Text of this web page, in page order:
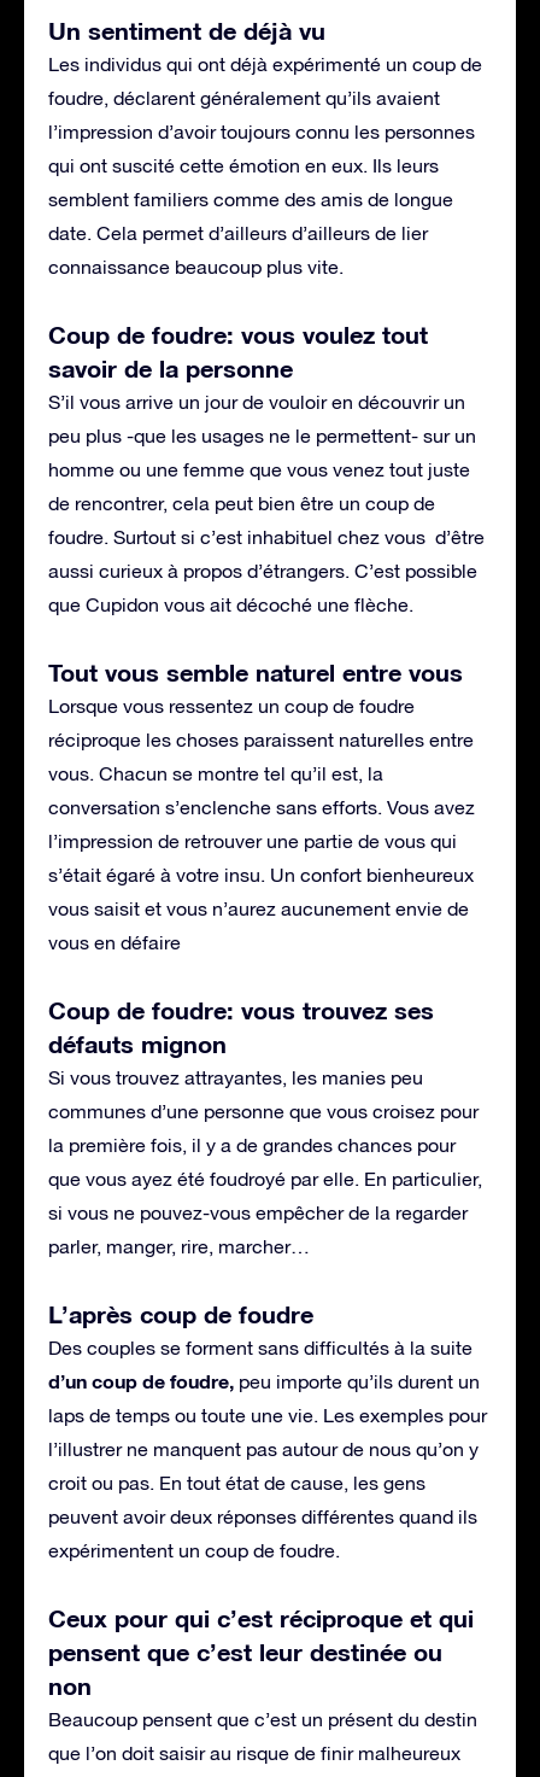
Un sentiment de déjà vu
Les individus qui ont déjà expérimenté un coup de
foudre, déclarent généralement qu’ils avaient
l’impression d’avoir toujours connu les personnes
qui ont suscité cette émotion en eux. Ils leurs
semblent familiers comme des amis de longue
date. Cela permet d’ailleurs d’ailleurs de lier
connaissance beaucoup plus vite.
Coup de foudre: vous voulez tout
savoir de la personne
S’il vous arrive un jour de vouloir en découvrir un
peu plus -que les usages ne le permettent- sur un
homme ou une femme que vous venez tout juste
de rencontrer, cela peut bien être un coup de
foudre. Surtout si c’est inhabituel chez vous d’être
aussi curieux à propos d’étrangers. C’est possible
que Cupidon vous ait décoché une flèche.
Tout vous semble naturel entre vous
Lorsque vous ressentez un coup de foudre
réciproque les choses paraissent naturelles entre
vous. Chacun se montre tel qu’il est, la
conversation s’enclenche sans efforts. Vous avez
l’impression de retrouver une partie de vous qui
s’était égaré à votre insu. Un confort bienheureux
vous saisit et vous n’aurez aucunement envie de
vous en défaire
Coup de foudre: vous trouvez ses
défauts mignon
Si vous trouvez attrayantes, les manies peu
communes d’une personne que vous croisez pour
la première fois, il y a de grandes chances pour
que vous ayez été foudroyé par elle. En particulier,
si vous ne pouvez-vous empêcher de la regarder
parler, manger, rire, marcher…
L’après coup de foudre
Des couples se forment sans difficultés à la suite
d’un coup de foudre, peu importe qu’ils durent un
laps de temps ou toute une vie. Les exemples pour
l’illustrer ne manquent pas autour de nous qu’on y
croit ou pas. En tout état de cause, les gens
peuvent avoir deux réponses différentes quand ils
expérimentent un coup de foudre.
Ceux pour qui c’est réciproque et qui
pensent que c’est leur destinée ou
non
Beaucoup pensent que c’est un présent du destin
que l’on doit saisir au risque de finir malheureux